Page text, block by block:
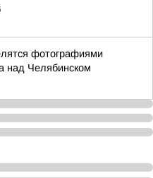
фотографиями
над Челябинском